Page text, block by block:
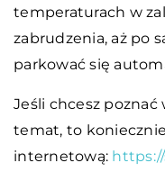
temperaturach w
zabrudzenia, aż po
parkować się
Jeśli chcesz poznać
temat, to
internetową: